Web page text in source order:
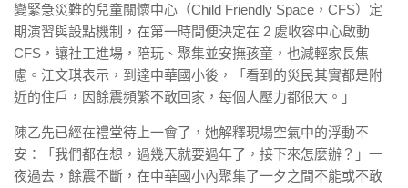
變緊急災難的兒童關懷中心（Child Friendly Space，CFS）定
期演習與設點機制，在第一時間便決定在 2 處收容中心啟動
CFS，讓社工進場，陪玩、聚集並安撫孩童，也減輕家長焦
慮。江文琪表示，到達中華國小後，「看到的災民其實都是附
近的住戶，因餘震頻繁不敢回家，每個人壓力都很大。」
陳乙先已經在禮堂待上一會了，她解釋現場空氣中的浮動不
安：「我們都在想，過幾天就要過年了，接下來怎麼辦？」一
夜過去，餘震不斷，在中華國小內聚集了一夕之間不能或不敢